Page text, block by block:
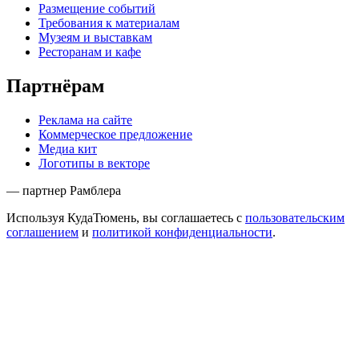
Размещение событий
Требования к материалам
Музеям и выставкам
Ресторанам и кафе
Партнёрам
Реклама на сайте
Коммерческое предложение
Медиа кит
Логотипы в векторе
— партнер Рамблера
Используя КудаТюмень, вы соглашаетесь с пользовательским
соглашением и политикой конфиденциальности.